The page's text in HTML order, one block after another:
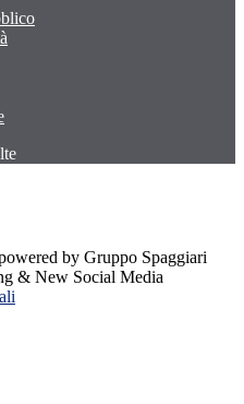
by Gruppo Spaggiari
& New Social Media